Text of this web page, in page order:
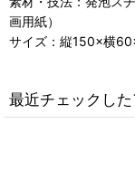
画用紙）
サイズ：縦150×横
最近チェックし